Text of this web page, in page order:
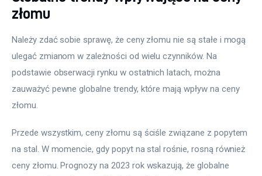
złomu
Należy zdać sobie sprawę, że ceny złomu nie są stałe i mogą
ulegać zmianom w zależności od wielu czynników. Na
podstawie obserwacji rynku w ostatnich latach, można
zauważyć pewne globalne trendy, które mają wpływ na ceny
złomu.
Przede wszystkim, ceny złomu są ściśle związane z popytem
na stal. W momencie, gdy popyt na stal rośnie, rosną również
ceny złomu. Prognozy na 2023 rok wskazują, że globalne